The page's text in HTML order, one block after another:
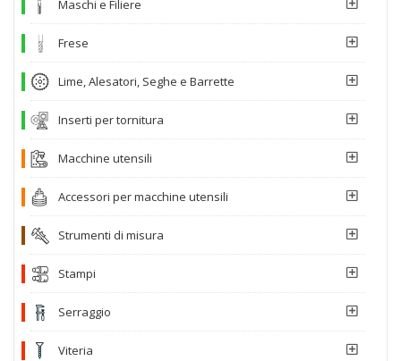
Maschi e Filiere
Frese
Lime, Alesatori, Seghe e Barrette
Inserti per tornitura
Macchine utensili
Accessori per macchine utensili
Strumenti di misura
Stampi
Serraggio
Viteria